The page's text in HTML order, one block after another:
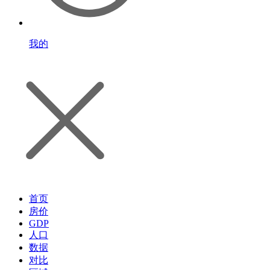
我的
首页
房价
GDP
人口
数据
对比